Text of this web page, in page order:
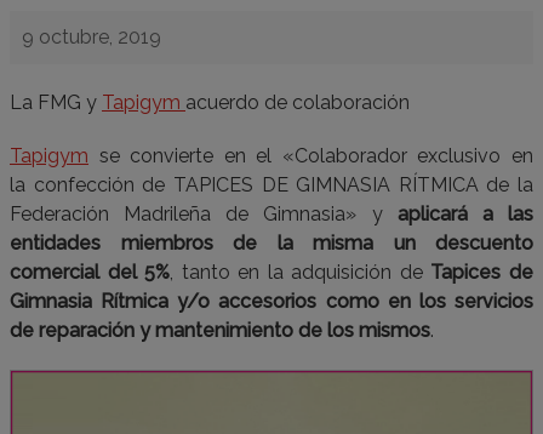
9 octubre, 2019
La FMG y Tapigym acuerdo de colaboración
Tapigym se convierte en el «Colaborador exclusivo en
la confección de TAPICES DE GIMNASIA RÍTMICA de la
Federación Madrileña de Gimnasia» y aplicará a las
entidades miembros de la misma un descuento
comercial del 5%, tanto en la adquisición de Tapices de
Gimnasia Rítmica y/o accesorios como en los servicios
de reparación y mantenimiento de los mismos.